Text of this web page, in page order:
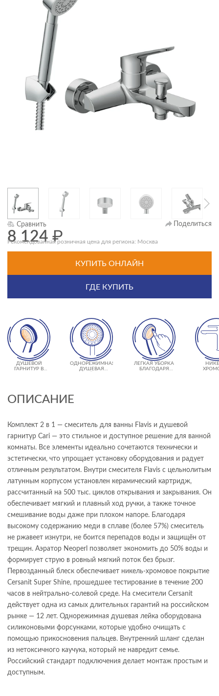
Сравнить Поделиться
8 124₽
Рекомендованная розничная цена для региона: Москва
КУПИТЬ ОНЛАЙН
ГДЕ КУПИТЬ
ДУШЕВОЙ
ГАРНИТУР В
ОДНОРЕЖИМНАЯ
ДУШЕВАЯ
ЛЕГКАЯ УБОРКА
БЛАГОДАРЯ
ОПИСАНИЕ
Комплект 2 в 1 — смеситель для ванны Flavis и душевой
гарнитур Cari — это стильное и доступное решение для ванной
комнаты. Все элементы идеально сочетаются технически и
эстетически, что упрощает установку оборудования и радует
отличным результатом. Внутри смесителя Flavis с цельнолитым
латунным корпусом установлен керамический картридж,
рассчитанный на 500 тыс. циклов открывания и закрывания. Он
обеспечивает мягкий и плавный ход ручки, а также точное
смешивание воды даже при плохом напоре. Благодаря
высокому содержанию меди в сплаве (более 57%) смеситель
не ржавеет изнутри, не боится перепадов воды и защищён от
трещин. Аэратор Neoperl позволяет экономить до 50% воды и
формирует струю в ровный мягкий поток без брызг.
Первозданный блеск обеспечивает никель-хромовое покрытие
Cersanit Super Shine, прошедшее тестирование в течение 200
часов в нейтрально-солевой среде. На смесители Cersanit
действует одна из самых длительных гарантий на российском
рынке — 12 лет. Однорежимная душевая лейка оборудована
силиконовыми форсунками, которые удобно очищать с
помощью прикосновения пальцев. Внутренний шланг сделан
из нетоксичного каучука, который не навредит семье.
Российский стандарт подключения делает монтаж простым и
доступным.